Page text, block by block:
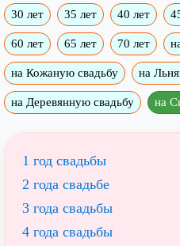
30 лет 35 лет 40 лет
60 лет 65 лет 70 лет
на Кожаную свадьбу на
на Деревянную свадьбу на
1 год свадьбы
2 года свадьбе
3 года свадьбы
4 года свадьбы